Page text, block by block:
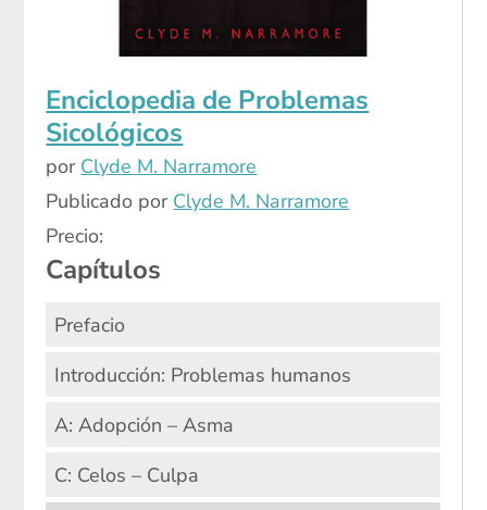
Enciclopedia de Problemas
Sicológicos
por Clyde M. Narramore
Publicado por Clyde M. Narramore
Precio:
Capítulos
Prefacio
Introducción: Problemas humanos
A: Adopción – Asma
C: Celos – Culpa